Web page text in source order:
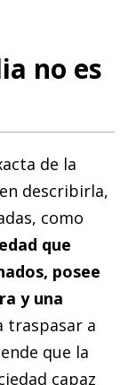
no es
de la
describirla,
como
que
posee
y una
traspasar a
que la
capaz